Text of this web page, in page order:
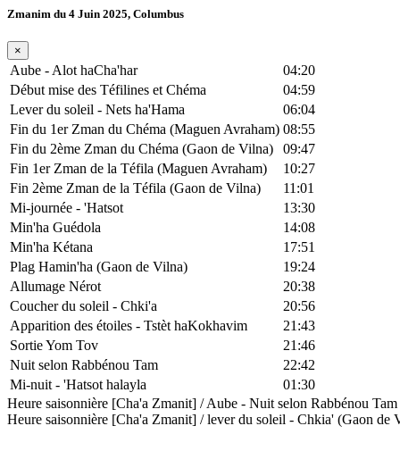
Zmanim du 4 Juin 2025, Columbus
×
Aube - Alot haCha'har
04:20
Début mise des Téfilines et Chéma
04:59
Lever du soleil - Nets ha'Hama
06:04
Fin du 1er Zman du Chéma (Maguen Avraham) 08:55
Fin du 2ème Zman du Chéma (Gaon de Vilna)
09:47
Fin 1er Zman de la Téfila (Maguen Avraham)
10:27
Fin 2ème Zman de la Téfila (Gaon de Vilna)
11:01
Mi-journée - 'Hatsot
13:30
Min'ha Guédola
14:08
Min'ha Kétana
17:51
Plag Hamin'ha (Gaon de Vilna)
19:24
Allumage Nérot
20:38
Coucher du soleil - Chki'a
20:56
Apparition des étoiles - Tstèt haKokhavim
21:43
Sortie Yom Tov
21:46
Nuit selon Rabbénou Tam
22:42
Mi-nuit - 'Hatsot halayla
01:30
Heure saisonnière [Cha'a Zmanit] / Aube - Nuit selon Rabbénou
Heure saisonnière [Cha'a Zmanit] / lever du soleil - Chkia' (Gaon de